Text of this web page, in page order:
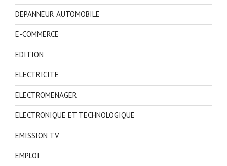
DEPANNEUR AUTOMOBILE
E-COMMERCE
EDITION
ELECTRICITE
ELECTROMENAGER
ELECTRONIQUE ET TECHNOLOGIQUE
EMISSION TV
EMPLOI